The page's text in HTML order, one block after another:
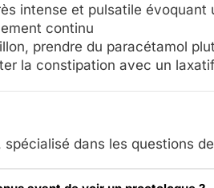
intense et pulsatile évoquant
continu
prendre du paracétamol
la constipation avec un
dans les questions